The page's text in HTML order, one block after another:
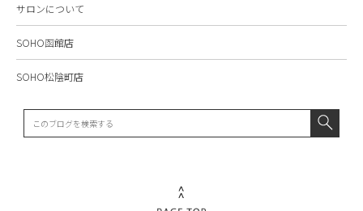
サロンについて
SOHO函館店
SOHO松陰町店